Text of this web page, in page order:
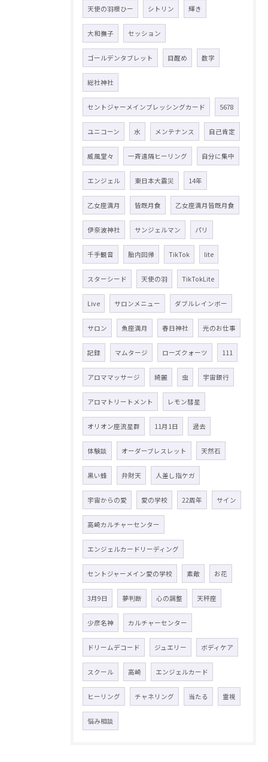
天使の羽根ひー シトリン 輝き
大和撫子 セッション
ゴールデンタブレット 目醒め 数字
総社神社
セントジャーメインブレッシングカード 5678
ユニコーン 水 メンテナンス 自己肯定
威風堂々 一斉遠隔ヒーリング 自分に集中
エンジェル 東日本大震災 14年
乙女座満月 皆既月食 乙女座満月皆既月食
伊奈波神社 サンジェルマン パリ
千手観音 胎内回帰 TikTok lite
スターシード 天使の羽 TikTokLite
Live サロンメニュー ダブルレインボー
サロン 魚座満月 春日神社 光のお仕事
記録 マムタージ ローズクォーツ 111
アロママッサージ 綺麗 虫 宇宙銀行
アロマトリートメント レモン彗星
オリオン座流星群 11月1日 過去
体験談 オーダーブレスレット 天然石
黒い蜂 弁財天 人差し指ケガ
宇宙からの愛 愛の学校 22周年 サイン
高崎カルチャーセンター
エンジェルカードリーディング
セントジャーメイン愛の学校 素敵 お花
3月9日 夢判断 心の調整 天秤座
少彦名神 カルチャーセンター
ドリームデコード ジュエリー ボディケア
スクール 高崎 エンジェルカード
ヒーリング チャネリング 当たる 霊視
悩み相談